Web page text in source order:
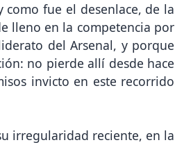
fue el desenlace, de la
lleno en la competencia por
del Arsenal, y porque
no pierde allí desde hace
invicto en este recorrido
irregularidad reciente, en la